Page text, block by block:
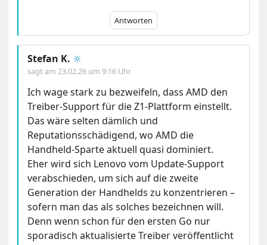
Antworten
Stefan K. 🔆
sagt am23.02.26 um 9:16 Uhr
Ich wage stark zu bezweifeln, dass AMD den
Treiber-Support für die Z1-Plattform einstellt.
Das wäre selten dämlich und
Reputationsschädigend, wo AMD die
Handheld-Sparte aktuell quasi dominiert.
Eher wird sich Lenovo vom Update-Support
verabschieden, um sich auf die zweite
Generation der Handhelds zu konzentrieren –
sofern man das als solches bezeichnen will.
Denn wenn schon für den ersten Go nur
sporadisch aktualisierte Treiber veröffentlicht